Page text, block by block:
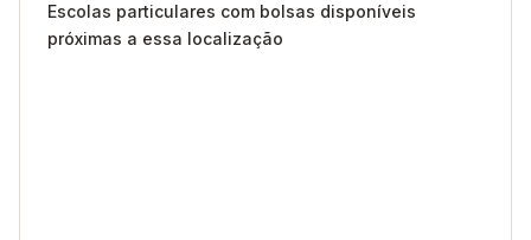
Escolas particulares com bolsas disponíveis
próximas a essa localização